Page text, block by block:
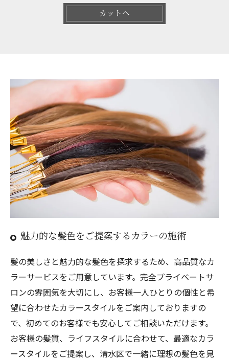
カットへ
魅力的な髪色をご提案するカラーの施術
髪の美しさと魅力的な髪色を探求するため、高品質なカ
ラーサービスをご用意しています。完全プライベートサ
ロンの雰囲気を大切にし、お客様一人ひとりの個性と希
望に合わせたカラースタイルをご案内しておりますの
で、初めてのお客様でも安心してご相談いただけます。
お客様の髪質、ライフスタイルに合わせて、最適なカラ
ースタイルをご提案し、清水区で一緒に理想の髪色を見